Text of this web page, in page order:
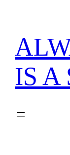
IS A